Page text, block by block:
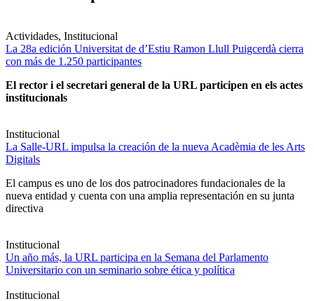
Actividades, Institucional
La 28a edición Universitat de d’Estiu Ramon Llull Puigcerdà cierra
con más de 1.250 participantes
El rector i el secretari general de la URL participen en els actes
institucionals
Institucional
La Salle-URL impulsa la creación de la nueva Acadèmia de les Arts
Digitals
El campus es uno de los dos patrocinadores fundacionales de la
nueva entidad y cuenta con una amplia representación en su junta
directiva
Institucional
Un año más, la URL participa en la Semana del Parlamento
Universitario con un seminario sobre ética y política
Institucional